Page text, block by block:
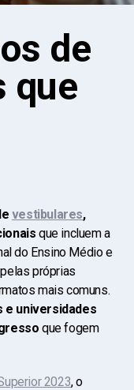
de
que
vestibulares,
que incluem a
do Ensino Médio e
próprias
mais comuns.
e universidades
que fogem
2023, o